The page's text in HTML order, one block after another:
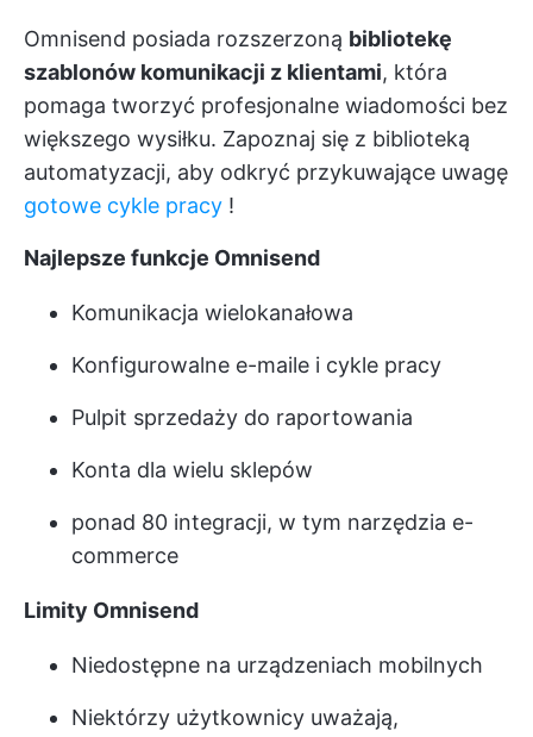
Omnisend posiada rozszerzoną bibliotekę
szablonów komunikacji z klientami, która
pomaga tworzyć profesjonalne wiadomości bez
większego wysiłku. Zapoznaj się z biblioteką
automatyzacji, aby odkryć przykuwające uwagę
gotowe cykle pracy !
Najlepsze funkcje Omnisend
Komunikacja wielokanałowa
Konfigurowalne e-maile i cykle pracy
Pulpit sprzedaży do raportowania
Konta dla wielu sklepów
ponad 80 integracji, w tym narzędzia e-
commerce
Limity Omnisend
Niedostępne na urządzeniach mobilnych
Niektórzy użytkownicy uważają,